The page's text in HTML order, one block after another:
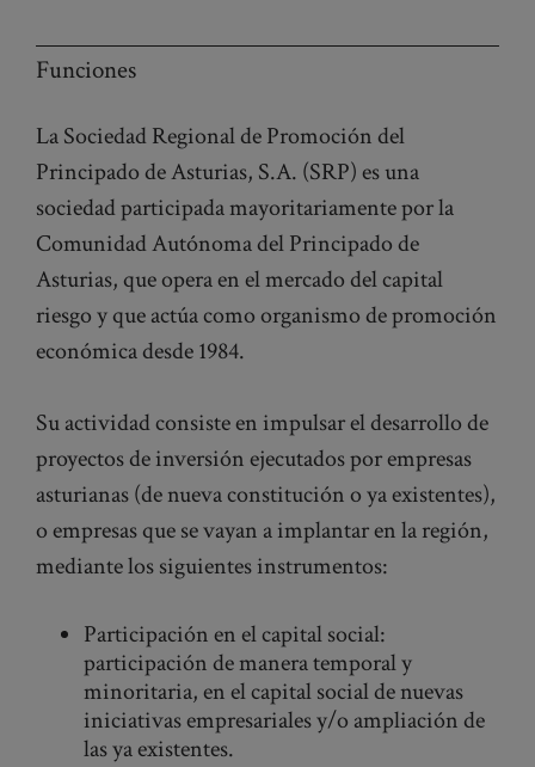
Funciones
La Sociedad Regional de Promoción del
Principado de Asturias, S.A. (SRP) es una
sociedad participada mayoritariamente por la
Comunidad Autónoma del Principado de
Asturias, que opera en el mercado del capital
riesgo y que actúa como organismo de promoción
económica desde 1984.
Su actividad consiste en impulsar el desarrollo de
proyectos de inversión ejecutados por empresas
asturianas (de nueva constitución o ya existentes),
o empresas que se vayan a implantar en la región,
mediante los siguientes instrumentos:
Participación en el capital social:
participación de manera temporal y
minoritaria, en el capital social de nuevas
iniciativas empresariales y/o ampliación de
las ya existentes.